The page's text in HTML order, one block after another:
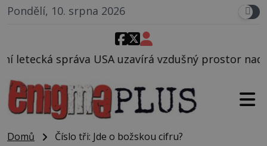
Pondělí, 10. srpna 2026
vzdušný prostor nad Oblastí 51, mohlo to
Domů Číslo tři: Jde o božskou cifru?